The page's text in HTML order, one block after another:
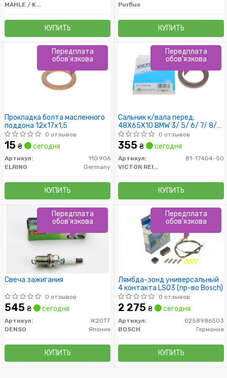
MAHLE / KNECHT
КУПИТЬ
Purflux
КУПИТЬ
Прокладка болта масленного
поддона 12x17x1,5
0 отзывов
15 ₴ сегодня
Артикул:
110.906
ELRING
Germany
КУПИТЬ
Передплата
обов'язкова
Сальник к/вала перед.
48X65X10 BMW 3/ 5/ 6/ 7/ 8/
Х5/ Z3 2,0-2,7 M20 2,0/2,5
M50 2,4// Citroen CХ// Opel
Omega B 1.7-4.4 10.75-
0 отзывов
355 ₴ сегодня
Артикул:
81-17404-50
VICTOR REINZ
КУПИТЬ
Передплата
обов'язкова
Свеча зажигания
0 отзывов
545 ₴ сегодня
Артикул:
IK20TT
DENSO
Япония
КУПИТЬ
Передплата
обов'язкова
Лямбда-зонд универсальный
4 контакта LS03 (пр-во Bosch)
0 отзывов
2 275 ₴ сегодня
Артикул:
0258986503
BOSCH
Германия
КУПИТЬ
Передплата
обов'язкова